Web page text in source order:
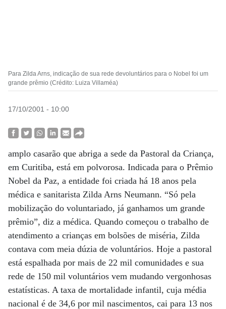
Para Zilda Arns, indicação de sua rede devoluntários para o Nobel foi um
grande prêmio (Crédito: Luiza Villaméa)
17/10/2001 - 10:00
amplo casarão que abriga a sede da Pastoral da Criança,
em Curitiba, está em polvorosa. Indicada para o Prêmio
Nobel da Paz, a entidade foi criada há 18 anos pela
médica e sanitarista Zilda Arns Neumann. “Só pela
mobilização do voluntariado, já ganhamos um grande
prêmio”, diz a médica. Quando começou o trabalho de
atendimento a crianças em bolsões de miséria, Zilda
contava com meia dúzia de voluntários. Hoje a pastoral
está espalhada por mais de 22 mil comunidades e sua
rede de 150 mil voluntários vem mudando vergonhosas
estatísticas. A taxa de mortalidade infantil, cuja média
nacional é de 34,6 por mil nascimentos, cai para 13 nos